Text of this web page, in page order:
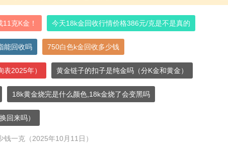
克K金！ 今天18k金回收行情价格386元/克是不是真的
能回收吗 750白色k金回收多少钱
2025年） 黄金链子的扣子是纯金吗（分K金和黄金）
18k黄金烧完是什么颜色,18k金烧了会变黑吗
回来吗）
一克（2025年10月11日）